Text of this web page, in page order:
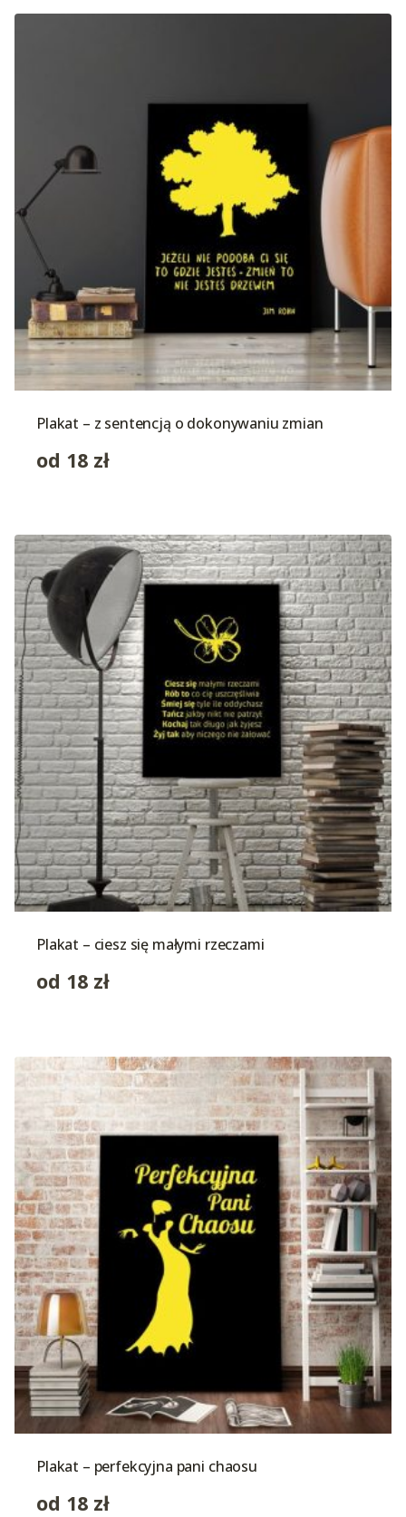
Plakat – z sentencją o dokonywaniu zmian
od 18 zł
Plakat – ciesz się małymi rzeczami
od 18 zł
Plakat – perfekcyjna pani chaosu
od 18 zł